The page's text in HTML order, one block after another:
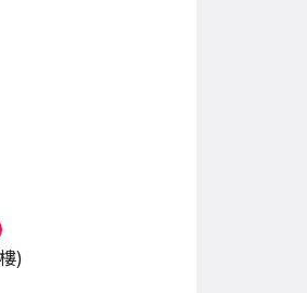
另開新視窗）
)